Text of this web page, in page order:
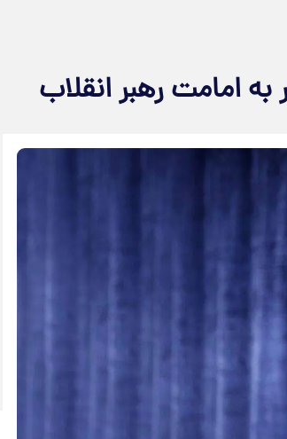
امامت رهبر انقلاب